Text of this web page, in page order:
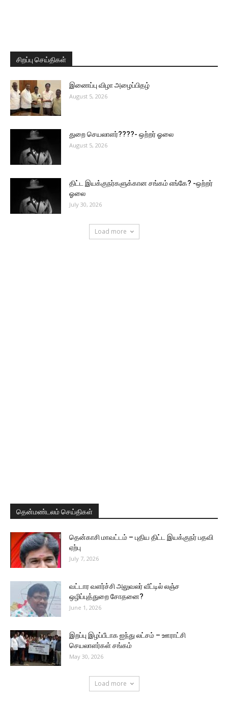
சிறப்பு செய்திகள்
இணைப்பு விழா அழைப்பிதழ்
August 5, 2026
துறை செயலாளர்????- ஒற்றர் ஓலை
August 5, 2026
திட்ட இயக்குநர்களுக்கான சங்கம் எங்கே? -ஒற்றர்
ஓலை
July 30, 2026
Load more
தென்மண்டலம் செய்திகள்
தென்காசி மாவட்டம் – புதிய திட்ட இயக்குநர் பதவி
ஏற்பு
July 7, 2026
வட்டார வளர்ச்சி அலுவலர் வீட்டில் லஞ்ச
ஒழிப்புத்துறை சோதனை?
June 1, 2026
இறப்பு இழப்பீடாக ஐந்து லட்சம் – ஊராட்சி
செயலாளர்கள் சங்கம்
May 30, 2026
Load more